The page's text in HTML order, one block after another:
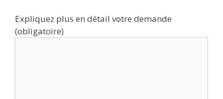
Expliquez plus en détail votre demande
(obligatoire)